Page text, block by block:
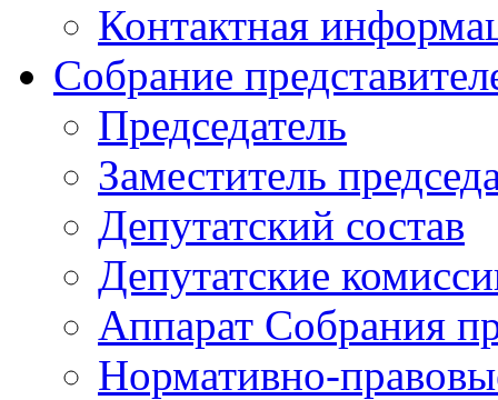
Контактная
Собрание
Председатель
Заместитель
Депутатский состав
Депутатские
Аппарат Собрания
Нормативно-